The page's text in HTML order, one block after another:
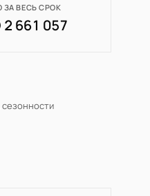
ЗА ВЕСЬ СРОК
2 661 057
сезонности